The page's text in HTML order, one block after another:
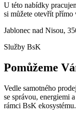
U této nabídky
si můžete otevřít přímo
Jablonec nad Nisou,
Služby BsK
Pomůžeme
Vedle samotného
se správou, energiemi
rámci BsK ekosystému.